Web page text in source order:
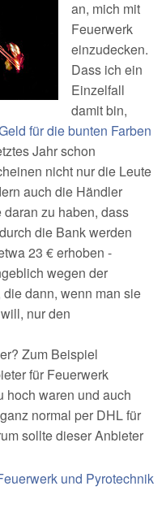
an, mich mit
Feuerwerk
einzudecken.
Dass ich ein
Einzelfall
damit bin,
für die bunten Farben
Jahr schon
nicht nur die Leute
auch die Händler
zu haben, dass
die Bank werden
23 € erhoben -
wegen der
dann, wenn man sie
nur den
Zum Beispiel
für Feuerwerk
hoch waren und auch
normal per DHL für
sollte dieser Anbieter